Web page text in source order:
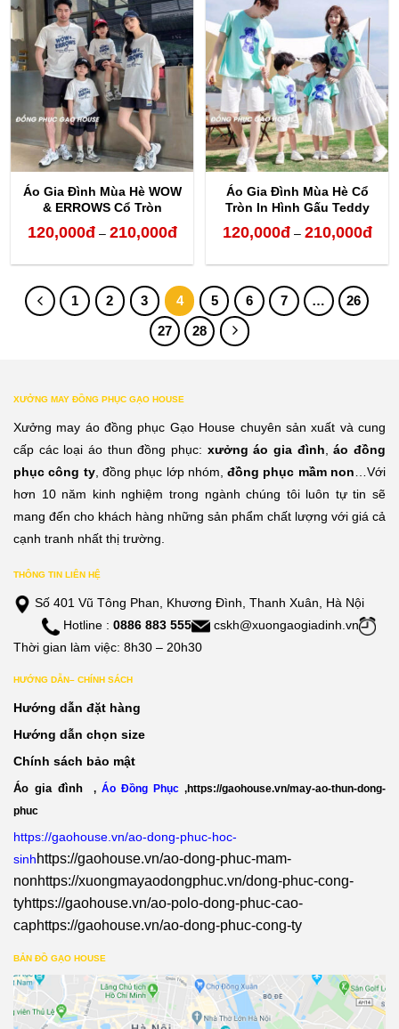
120,000đ
đến
210,000đ
Áo Gia Đình Mùa Hè WOW
& ERROWS Cổ Tròn
120,000đ – 210,000đKhoảng
từ
120,000đ
đến
Áo Gia Đình Mùa Hè Cổ
Tròn In Hình Gấu Teddy
120,000đ – 210,000đ
1 2 3 4 5 6 7 …
26
27
28
XƯỞNG MAY ĐỒNG PHỤC GẠO HOUSE
Xưởng may áo đồng phục Gạo House chuyên sản xuất và cung
cấp các loại áo thun đồng phục: xưởng áo gia đình ,áo đồng
phục công ty, đồng phục lớp nhóm,đồng phục mầm non …Với
hơn 10 năm kinh nghiệm trong ngành chúng tôi luôn tự tin sẽ
mang đến cho khách hàng những sản phẩm chất lượng với giá cả
cạnh tranh nhất thị trường.
THÔNG TIN LIÊN HỆ
Số 401 Vũ Tông Phan, Khương Đình, Thanh Xuân, Hà Nội
Hotline : 0886 883 555
cskh@xuongaogiadinh.vn
Thời gian làm việc: 8h30 – 20h30
HƯỚNG DẪN– CHÍNH SÁCH
Hướng dẫn đặt hàng
Hướng dẫn chọn size
Chính sách bảo mật
Áo gia đình , Áo Đồng Phục ,https://gaohouse.vn/may-ao-thun-dong-
phuc
https://gaohouse.vn/ao-dong-phuc-hoc-
sinhhttps://gaohouse.vn/ao-dong-phuc-mam-
nonhttps://xuongmayaodongphuc.vn/dong-phuc-cong-
tyhttps://gaohouse.vn/ao-polo-dong-phuc-cao-
caphttps://gaohouse.vn/ao-dong-phuc-cong-ty
BẢN ĐỒ GẠO HOUSE